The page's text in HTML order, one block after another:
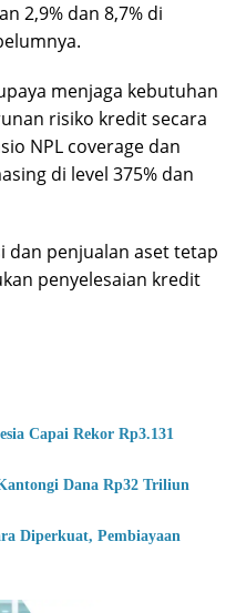
2,9% dan 8,7% di
menjaga kebutuhan
risiko kredit secara
NPL coverage dan
di level 375% dan
dan penjualan aset tetap
penyelesaian kredit
Capai Rekor Rp3.131
Dana Rp32 Triliun
Diperkuat, Pembiayaan